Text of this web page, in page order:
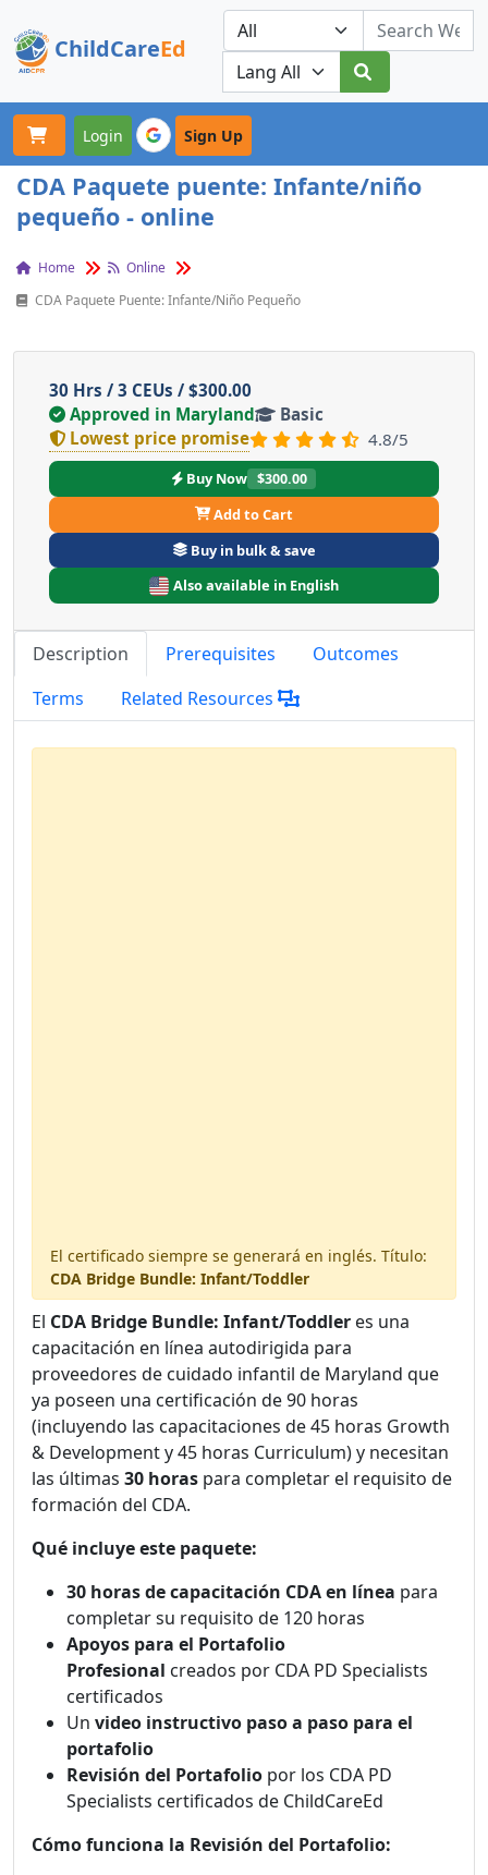
ChildCareEd
Our Platforms
Login Sign Up
CDA Paquete puente: Infante/niño
pequeño - online
Home
Online
CDA Paquete Puente: Infante/niño Pequeño
30 Hrs / 3 CEUs / $300.00
Approved in Maryland
Basic
Lowest price promise
4.8/5
Buy Now $300.00
Add to Cart
Buy in bulk & save
Also available in English
Description Prerequisites
Outcomes
Terms
Related Resources
El certificado siempre se generará en inglés. Título:
CDA Bridge Bundle: Infant/Toddler
El CDA Bridge Bundle: Infant/Toddler es una
capacitación en línea autodirigida para
proveedores de cuidado infantil de Maryland que
ya poseen una certificación de 90 horas
(incluyendo las capacitaciones de 45 horas Growth
& Development y 45 horas Curriculum) y necesitan
las últimas 30 horas para completar el requisito de
formación del CDA.
Qué incluye este paquete:
30 horas de capacitación CDA en línea para
completar su requisito de 120 horas
Apoyos para el Portafolio
Profesional creados por CDA PD Specialists
certificados
Un video instructivo paso a paso para el
portafolio
Revisión del Portafolio por los CDA PD
Specialists certificados de ChildCareEd
Cómo funciona la Revisión del Portafolio: